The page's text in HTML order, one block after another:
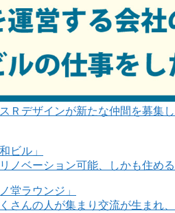
Ｒデザインが新たな仲間を募集
ノベーション可能、しかも住め
さんの人が集まり交流が生まれ